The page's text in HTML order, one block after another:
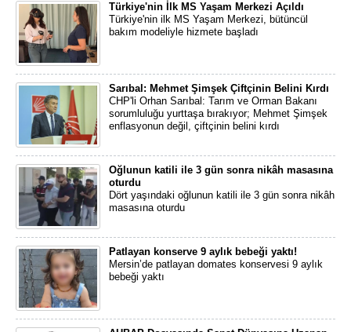
Türkiye'nin İlk MS Yaşam Merkezi Açıldı
Türkiye'nin ilk MS Yaşam Merkezi, bütüncül
bakım modeliyle hizmete başladı
Sarıbal: Mehmet Şimşek Çiftçinin Belini Kırdı
CHP'li Orhan Sarıbal: Tarım ve Orman Bakanı
sorumluluğu yurttaşa bırakıyor; Mehmet Şimşek
enflasyonun değil, çiftçinin belini kırdı
Oğlunun katili ile 3 gün sonra nikâh masasına
oturdu
Dört yaşındaki oğlunun katili ile 3 gün sonra nikâh
masasına oturdu
Patlayan konserve 9 aylık bebeği yaktı!
Mersin’de patlayan domates konservesi 9 aylık
bebeği yaktı